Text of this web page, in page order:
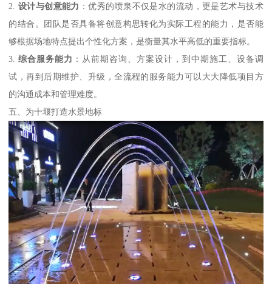
2. 设计与创意能力 ：优秀的喷泉不仅是水的流动，更是艺术与技术
的结合。团队是否具备将创意构思转化为实际工程的能力，是否能
够根据场地特点提出个性化方案，是衡量其水平高低的重要指标。
3.综合服务能力 ：从前期咨询、方案设计，到中期施工、设备调
试，再到后期维护、升级，全流程的服务能力可以大大降低项目方
的沟通成本和管理难度。
五、为十堰打造水景地标